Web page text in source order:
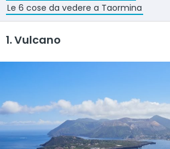
Le 6 cose da vedere a Taormina
1. Vulcano